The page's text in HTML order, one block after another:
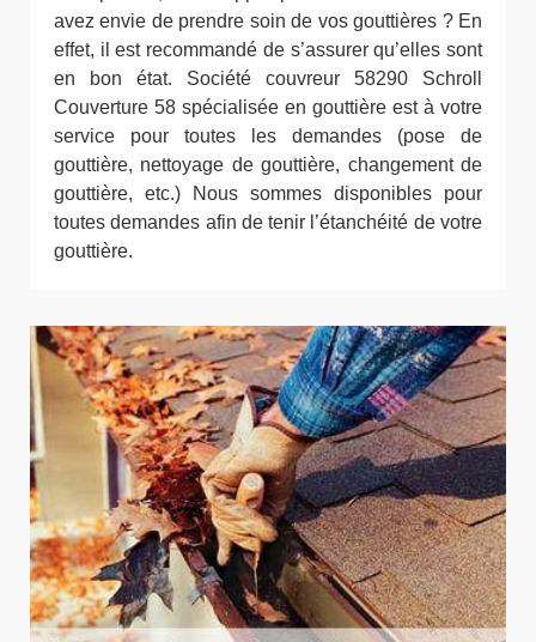
avez envie de prendre soin de vos gouttières ? En
effet, il est recommandé de s’assurer qu’elles sont
en bon état. Société couvreur 58290 Schroll
Couverture 58 spécialisée en gouttière est à votre
service pour toutes les demandes (pose de
gouttière, nettoyage de gouttière, changement de
gouttière, etc.) Nous sommes disponibles pour
toutes demandes afin de tenir l’étanchéité de votre
gouttière.